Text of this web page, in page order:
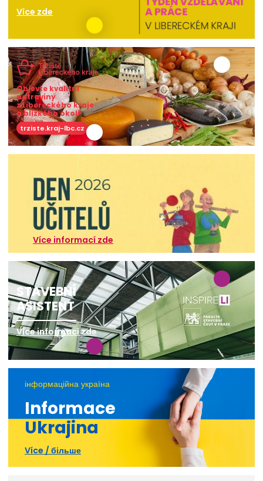
Více zde
Objevte kvalitní
potraviny
z Libereckého kraje
a blízkého okolí!
trziste.kraj-lbc.cz
Více informací zde
STAVEBNÍ
ASISTENT
Více informací zde
інформаційна україна
Informace
Ukrajina
Více / більше